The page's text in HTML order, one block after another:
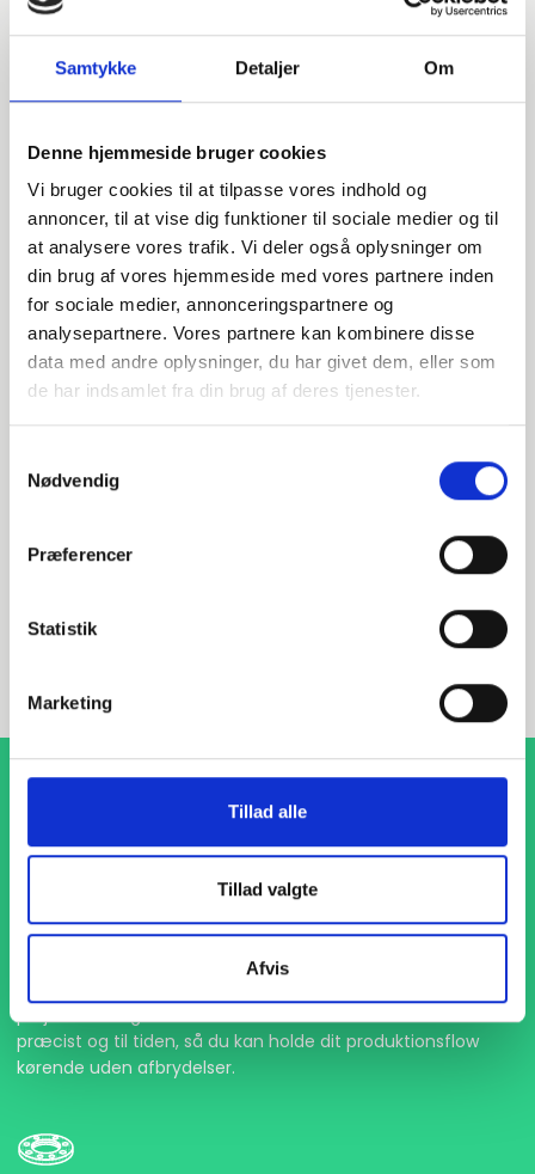
Samtykke Detaljer Om
Denne hjemmeside bruger cookies
Vi bruger cookies til at tilpasse vores indhold og
annoncer, til at vise dig funktioner til sociale medier og til
at analysere vores trafik. Vi deler også oplysninger om
din brug af vores hjemmeside med vores partnere inden
for sociale medier, annonceringspartnere og
analysepartnere. Vores partnere kan kombinere disse
data med andre oplysninger, du har givet dem, eller som
de har indsamlet fra din brug af deres tjenester.
Nødvendig
Præferencer
Statistik
Marketing
Tillad alle
Tillad valgte
Afvis
Har du spørgsmål?
service eller andet. Kontakt os for professionel rådgivning
og sparring.
1-4 dages levering
projekter aldrig bliver forsinket. Vi står klar til at levere
præcist og til tiden, så du kan holde dit produktionsflow
kørende uden afbrydelser.